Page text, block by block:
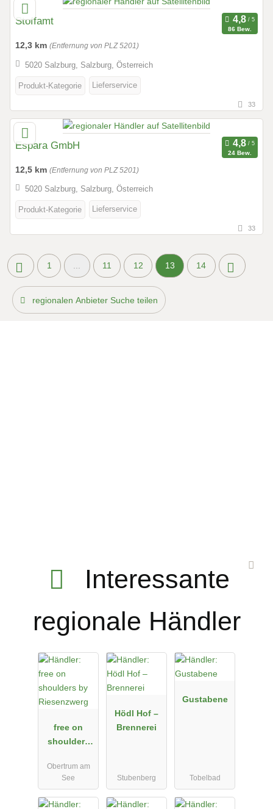
Stoffamt
86 Bew.
12,3 km (Entfernung von PLZ 5201)
5020 Salzburg, Salzburg, Österreich
Produkt-Kategorie Lieferservice
33
Espara GmbH
24 Bew.
12,5 km (Entfernung von PLZ 5201)
5020 Salzburg, Salzburg, Österreich
Produkt-Kategorie Lieferservice
33
1 11 12 13 14
regionalen Anbieter Suche teilen
Interessante
regionale Händler
free on
shoulders
Riesenzwerg
Obertrum am
See
Hödl Hof –
Brennerei
Stubenberg
Gustabene
Tobelbad